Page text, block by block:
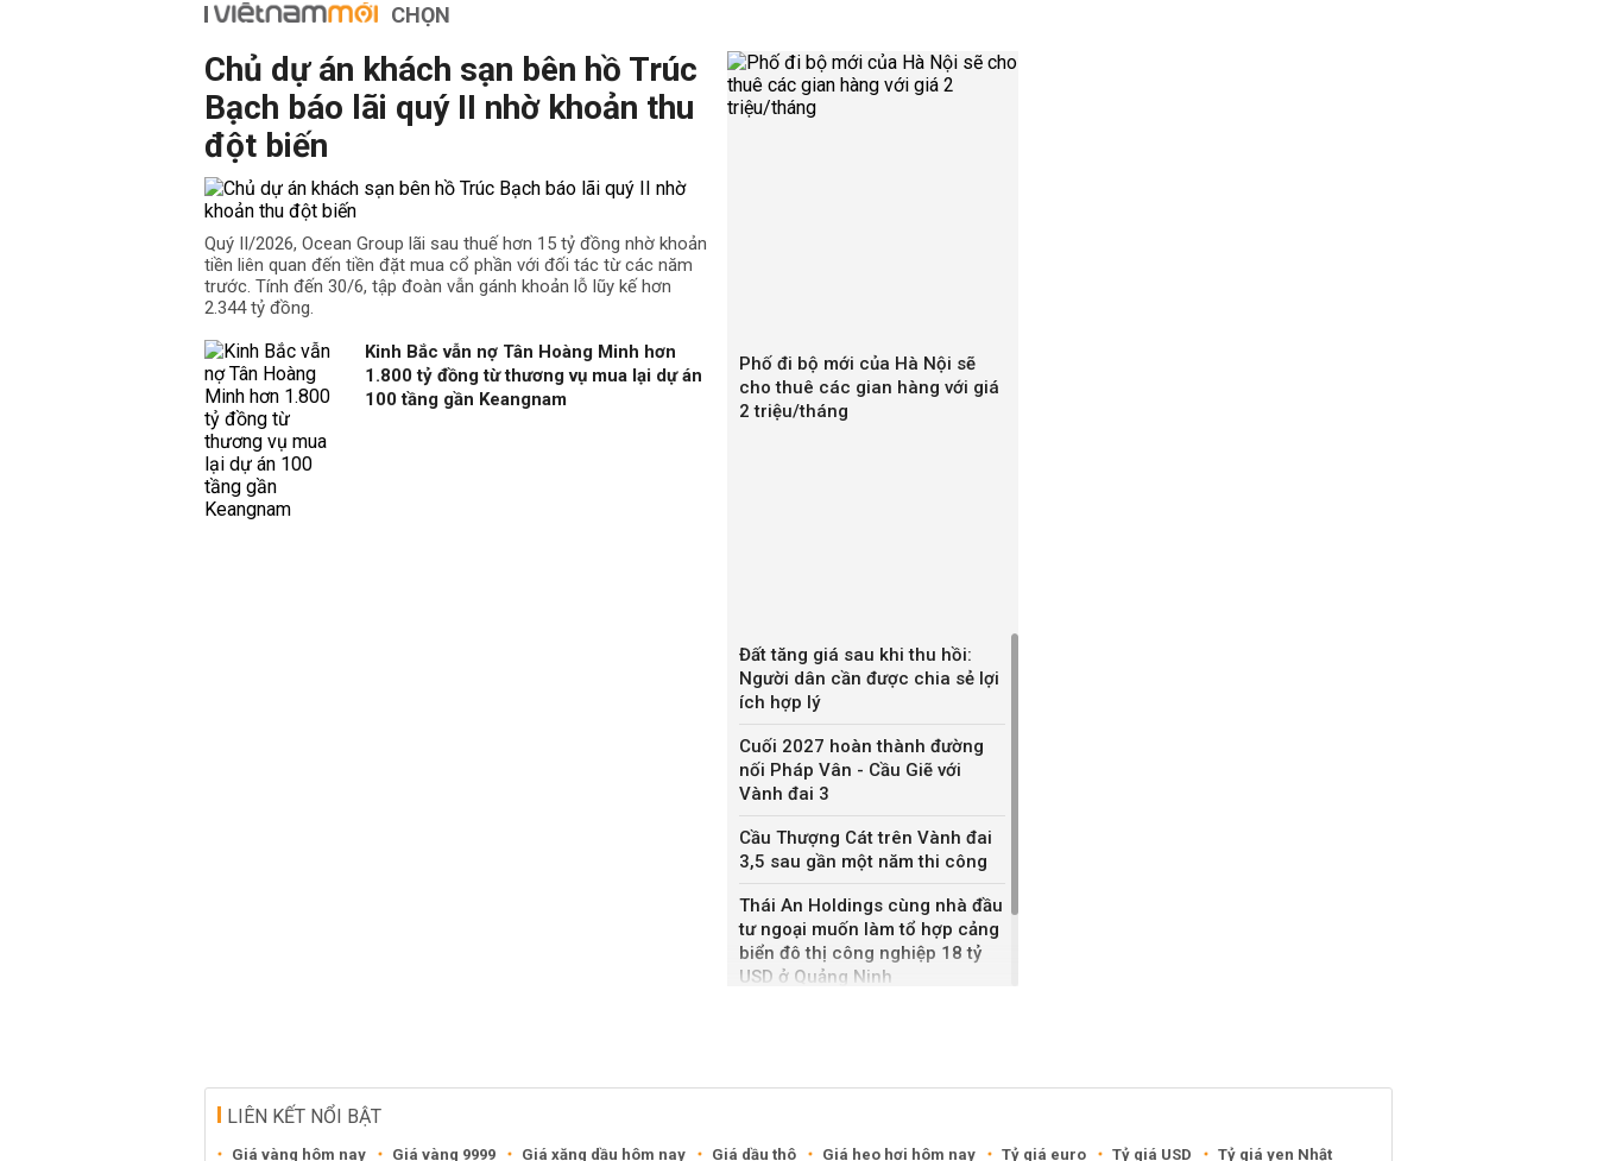
CHỌN
Chủ dự án khách sạn bên hồ Trúc
Bạch báo lãi quý II nhờ khoản thu
đột biến
Quý II/2026, Ocean Group lãi sau thuế hơn 15 tỷ đồng nhờ khoản
tiền liên quan đến tiền đặt mua cổ phần với đối tác từ các năm
trước. Tính đến 30/6, tập đoàn vẫn gánh khoản lỗ lũy kế hơn
2.344 tỷ đồng.
Kinh Bắc vẫn nợ Tân Hoàng Minh hơn
1.800 tỷ đồng từ thương vụ mua lại dự án
100 tầng gần Keangnam
Phố đi bộ mới của Hà Nội sẽ
cho thuê các gian hàng với giá
2 triệu/tháng
Đất tăng giá sau khi thu hồi:
Người dân cần được chia sẻ lợi
ích hợp lý
Cuối 2027 hoàn thành đường
nối Pháp Vân - Cầu Giẽ với
Vành đai 3
Cầu Thượng Cát trên Vành đai
3,5 sau gần một năm thi công
Thái An Holdings cùng nhà đầu
tư ngoại muốn làm tổ hợp cảng
biển đô thị công nghiệp 18 tỷ
USD ở Quảng Ninh
LIÊN KẾT NỔI BẬT
Giá vàng hôm nay Giá vàng 9999 Giá xăng dầu hôm nay Giá dầu thô Giá heo hơi hôm nay Tỷ giá euro Tỷ giá USD Tỷ giá yen Nhật